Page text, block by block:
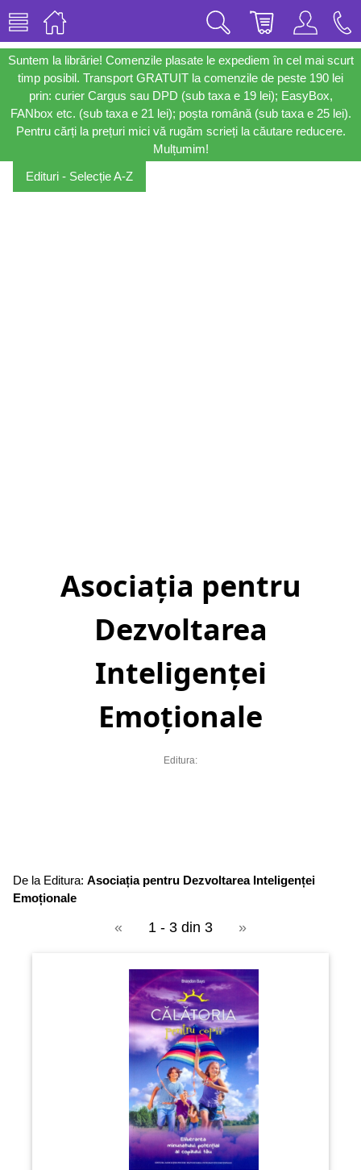
Suntem la librărie! Comenzile plasate le expediem în cel mai scurt
timp posibil. Transport GRATUIT la comenzile de peste 190 lei
prin: curier Cargus sau DPD (sub taxa e 19 lei); EasyBox,
FANbox etc. (sub taxa e 21 lei); poșta română (sub taxa e 25 lei).
Pentru cărți la prețuri mici vă rugăm scrieți la căutare reducere.
Mulțumim!
Edituri - Selecție A-Z
Asociația pentru
Dezvoltarea
Inteligenței
Emoționale
Editura:
De la Editura: Asociația pentru Dezvoltarea Inteligenței
Emoționale
« 1 - 3 din 3 »